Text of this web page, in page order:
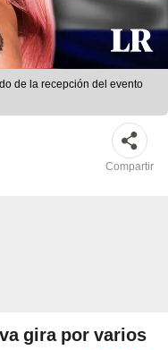
de la recepción del evento
Compartir
gira por varios